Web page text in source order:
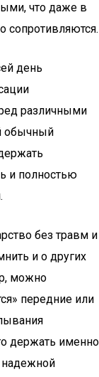
что даже в
сопротивляются.
день
различными
обычный
и полностью
без травм и
и о других
можно
передние или
держать именно
надежной